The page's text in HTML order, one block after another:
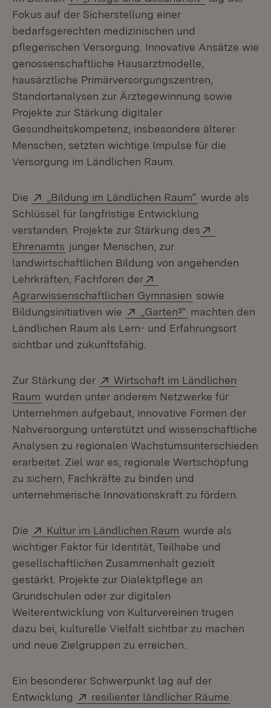
Fokus auf der Sicherstellung einer
bedarfsgerechten medizinischen und
pflegerischen Versorgung. Innovative Ansätze wie
genossenschaftliche Hausarztmodelle,
hausärztliche Primärversorgungszentren,
Standortanalysen zur Ärztegewinnung sowie
Projekte zur Stärkung digitaler
Gesundheitskompetenz, insbesondere älterer
Menschen, setzten wichtige Impulse für die
Versorgung im Ländlichen Raum.
Die Extern:
„Bildung im Ländlichen Raum“ (Öffnet in
wurde als
Schlüssel für langfristige Entwicklung
verstanden. Projekte zur Stärkung des
Ehrenamts (Öffnet in neuem Fenster)
junger Menschen, zur
landwirtschaftlichen Bildung von angehenden
Lehrkräften, Fachforen der
Agrarwissenschaftlichen Gymnasien (Öffnet in
sowie
Bildungsinitiativen wie
Extern:
„Garten³“ (Öffnet in
machten den
Ländlichen Raum als Lern- und Erfahrungsort
sichtbar und zukunftsfähig.
Zur Stärkung der Extern:
Wirtschaft im Ländlichen
Raum (Öffnet in neuem Fenster)
wurden unter anderem Netzwerke für
Unternehmen aufgebaut, innovative Formen der
Nahversorgung unterstützt und wissenschaftliche
Analysen zu regionalen Wachstumsunterschieden
erarbeitet. Ziel war es, regionale Wertschöpfung
zu sichern, Fachkräfte zu binden und
unternehmerische Innovationskraft zu fördern.
Die Extern:
Kultur im Ländlichen Raum (Öffnet in neuem
wurde als
wichtiger Faktor für Identität, Teilhabe und
gesellschaftlichen Zusammenhalt gezielt
gestärkt. Projekte zur Dialektpflege an
Grundschulen oder zur digitalen
Weiterentwicklung von Kulturvereinen trugen
dazu bei, kulturelle Vielfalt sichtbar zu machen
und neue Zielgruppen zu erreichen.
Ein besonderer Schwerpunkt lag auf der
Entwicklung
Extern:
resilienter ländlicher Räume